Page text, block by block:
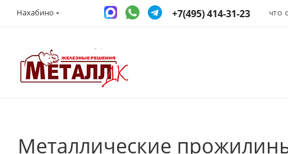
Нахабино +7(495) 414-31-23 ЧТО
Металлические